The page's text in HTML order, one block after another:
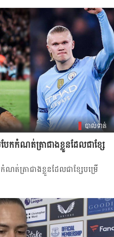
បាល់ទាត់
ែក​កំណត់​ត្រា​ជាង​ខ្លួន​ដែល​ជា​ខ្សែ​
ណត់​ត្រា​ជាង​ខ្លួន​ដែល​ជា​ខ្សែ​បម្រើ​